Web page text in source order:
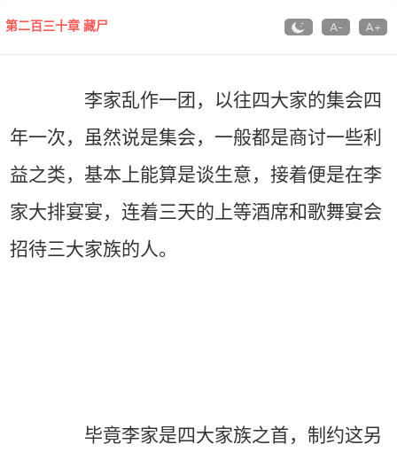
第二百三十章 藏尸
李家乱作一团，以往四大家的集会四
年一次，虽然说是集会，一般都是商讨一些利
益之类，基本上能算是谈生意，接着便是在李
家大排宴宴，连着三天的上等酒席和歌舞宴会
招待三大家族的人。
毕竟李家是四大家族之首，制约这另